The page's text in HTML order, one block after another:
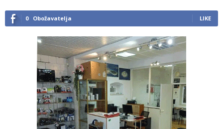
0 Obožavatelja LIKE